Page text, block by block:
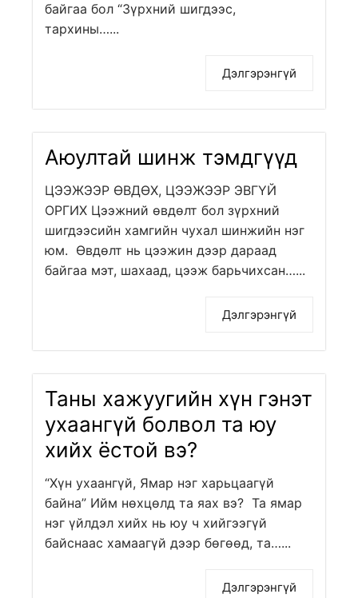
байгаа бол “Зүрхний шигдээс,
тархины…...
Дэлгэрэнгүй
Аюултай шинж тэмдгүүд
ЦЭЭЖЭЭР ӨВДӨХ, ЦЭЭЖЭЭР ЭВГҮЙ
ОРГИХ Цээжний өвдөлт бол зүрхний
шигдээсийн хамгийн чухал шинжийн нэг
юм. Өвдөлт нь цээжин дээр дараад
байгаа мэт, шахаад, цээж барьчихсан…...
Дэлгэрэнгүй
Таны хажуугийн хүн гэнэт
ухаангүй болвол та юу
хийх ёстой вэ?
“Хүн ухаангүй, Ямар нэг харьцаагүй
байна” Ийм нөхцөлд та яах вэ? Та ямар
нэг үйлдэл хийх нь юу ч хийгээгүй
байснаас хамаагүй дээр бөгөөд, та…...
Дэлгэрэнгүй